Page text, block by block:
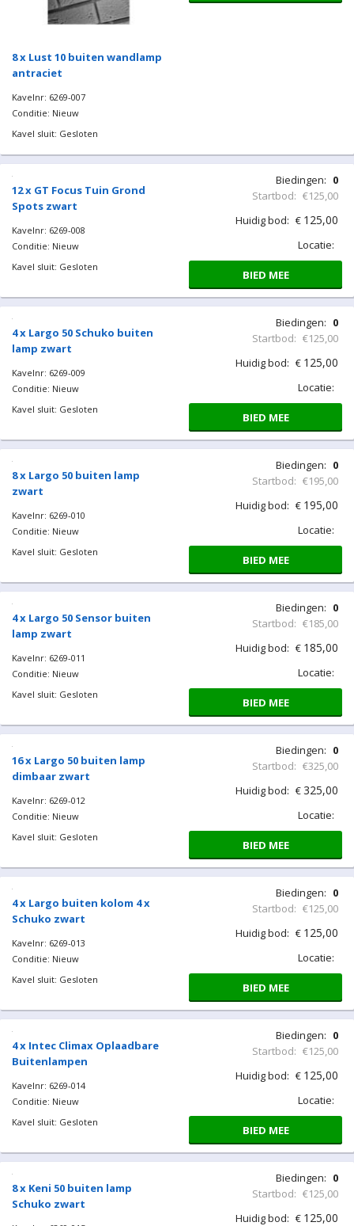
8 x Lust 10 buiten wandlamp
antraciet
Kavelnr: 6269-007
Conditie: Nieuw
Kavel sluit: Gesloten
12 x GT Focus Tuin Grond
Spots zwart
Kavelnr: 6269-008
Conditie: Nieuw
Kavel sluit: Gesloten
Biedingen: 0
Startbod: €125,00
Huidig bod: € 125,00
Locatie:
BIED MEE
4 x Largo 50 Schuko buiten
lamp zwart
Kavelnr: 6269-009
Conditie: Nieuw
Kavel sluit: Gesloten
Biedingen: 0
Startbod: €125,00
Huidig bod: € 125,00
Locatie:
BIED MEE
8 x Largo 50 buiten lamp
zwart
Kavelnr: 6269-010
Conditie: Nieuw
Kavel sluit: Gesloten
Biedingen: 0
Startbod: €195,00
Huidig bod: € 195,00
Locatie:
BIED MEE
4 x Largo 50 Sensor buiten
lamp zwart
Kavelnr: 6269-011
Conditie: Nieuw
Kavel sluit: Gesloten
Biedingen: 0
Startbod: €185,00
Huidig bod: € 185,00
Locatie:
BIED MEE
16 x Largo 50 buiten lamp
dimbaar zwart
Kavelnr: 6269-012
Conditie: Nieuw
Kavel sluit: Gesloten
Biedingen: 0
Startbod: €325,00
Huidig bod: €325,00
Locatie:
BIED MEE
4 x Largo buiten kolom 4 x
Schuko zwart
Kavelnr: 6269-013
Conditie: Nieuw
Kavel sluit: Gesloten
Biedingen: 0
Startbod: €125,00
Huidig bod: € 125,00
Locatie:
BIED MEE
4 x Intec Climax Oplaadbare
Buitenlampen
Kavelnr: 6269-014
Conditie: Nieuw
Kavel sluit: Gesloten
Biedingen: 0
Startbod: €125,00
Huidig bod: € 125,00
Locatie:
BIED MEE
8 x Keni 50 buiten lamp
Schuko zwart
Biedingen: 0
Startbod: €125,00
Huidig bod: € 125,00